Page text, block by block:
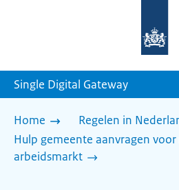
homepage
Single Digital Gateway
Home
Regelen in
Hulp gemeente aanvragen
arbeidsmarkt